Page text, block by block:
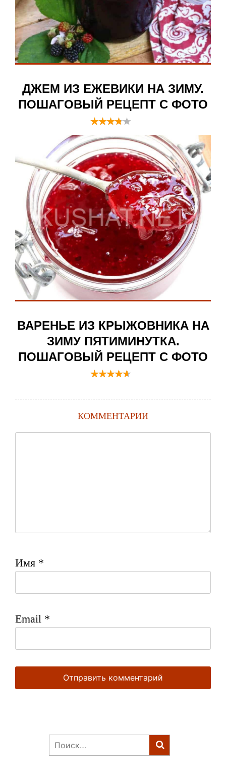
ДЖЕМ ИЗ ЕЖЕВИКИ НА ЗИМУ.
ПОШАГОВЫЙ РЕЦЕПТ С ФОТО
ВАРЕНЬЕ ИЗ КРЫЖОВНИКА НА
ЗИМУ ПЯТИМИНУТКА.
ПОШАГОВЫЙ РЕЦЕПТ С ФОТО
КОММЕНТАРИИ
Имя *
Email *
Найти: